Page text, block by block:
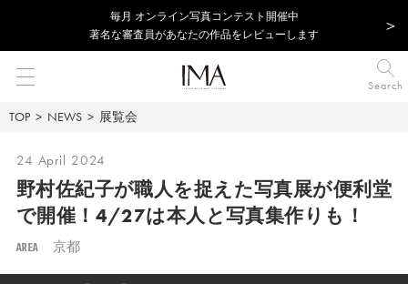
毎⽉ オンライン写真コンテスト開催中
著名な審査員があなたの作品をレビューします
Search
TOP NEWS 展覧会
24 April 2024
野村佐紀子が職人を捉えた写真展が便利堂
で開催！4/27は本人と写真集作りも！
AREA 京都